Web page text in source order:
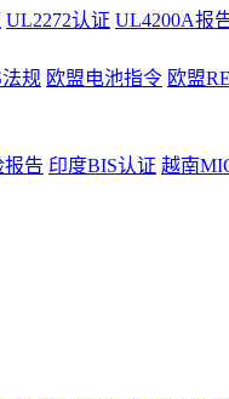
UL2272认证 UL4200A报
法规 欧盟电池指令 欧盟
报告 印度BIS认证 越南